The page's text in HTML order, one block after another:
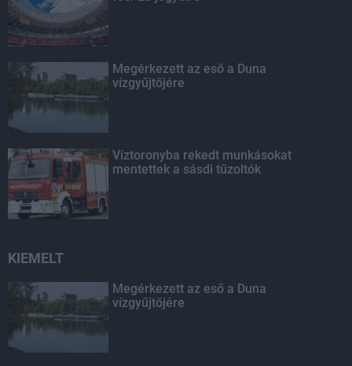
Megérkezett az eső a Duna
vízgyűjtőjére
Víztoronyba rekedt munkásokat
mentettek a sásdi tűzoltók
KIEMELT
Megérkezett az eső a Duna
vízgyűjtőjére